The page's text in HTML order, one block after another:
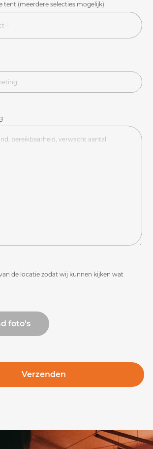
tent (meerdere selecties mogelijk)
de locatie zodat wij kunnen kijken wat